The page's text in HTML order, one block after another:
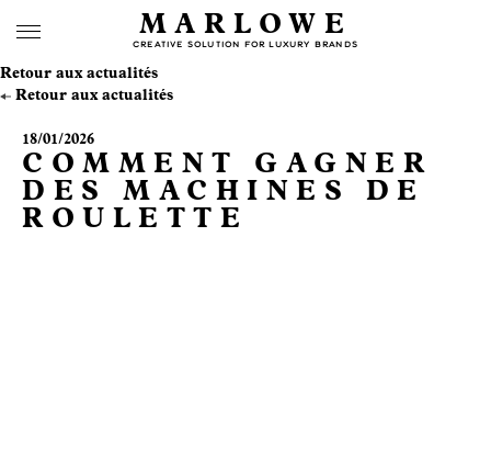
MARLOWE
CREATIVE SOLUTION FOR LUXURY BRANDS
Retour aux actualités
Retour aux actualités
18/01/2026
COMMENT GAGNER
DES MACHINES DE
ROULETTE